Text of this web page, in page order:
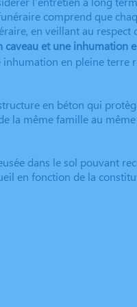
comprend que
en veillant au
et une inhumation
en pleine terre
en béton qui
la même famille au
dans le sol pouvant
en fonction de la